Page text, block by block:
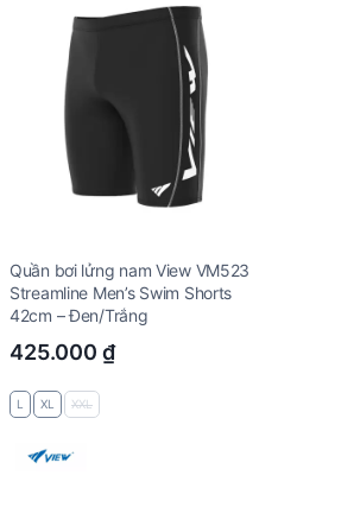
Quần bơi lửng nam View VM523
Streamline Men’s Swim Shorts
42cm – Đen/Trắng
425.000 ₫
L XL XXL